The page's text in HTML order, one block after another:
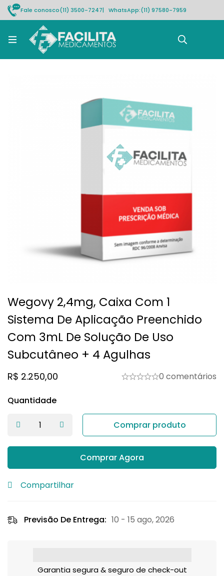
Fale conosco(11) 3500-7247| WhatsApp:(11) 97580-7959
Rastrear pedido
Wegovy 2,4mg, Caixa Com 1
Sistema De Aplicação Preenchido
Com 3mL De Solução De Uso
Subcutâneo + 4 Agulhas
R$ 2.250,00 0 comentários
Quantidade
Comprar produto
Comprar Agora
Compartilhar
Previsão De Entrega: 10 - 15 ago, 2026
Garantia segura & seguro de check-out